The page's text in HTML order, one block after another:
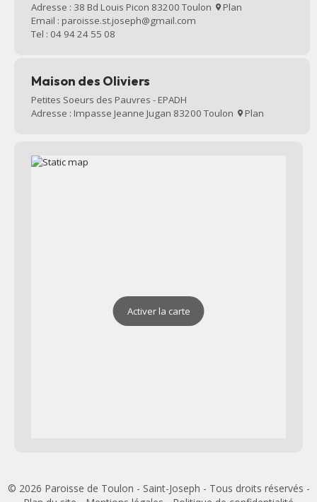
Adresse : 38 Bd Louis Picon 83200 Toulon
Plan
Email : paroisse.st.joseph@gmail.com
Tel : 04 94 24 55 08
Maison des Oliviers
Petites Soeurs des Pauvres - EPADH
Adresse : Impasse Jeanne Jugan 83200 Toulon
Plan
Activer la carte
© 2026 Paroisse de Toulon - Saint-Joseph - Tous droits réservés -